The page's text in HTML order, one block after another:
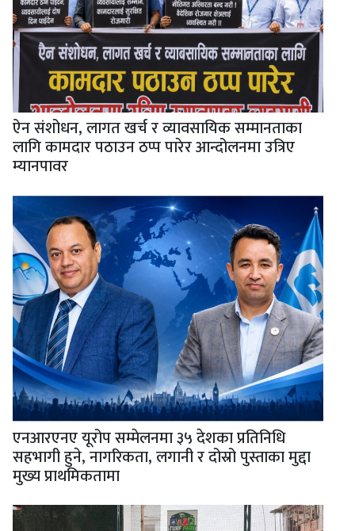
ऐन संशोधन, लागत खर्च र व्यावसायिक सम्मानताका
लागि कामदार पठाउन ठप्प पारेर आन्दोलनमा उत्रिए
म्यानपावर
एनआरएनए यूरोप सम्मेलनमा ३५ देशका प्रतिनिधि
सहभागी हुने, नागरिकता, लगानी र दोस्रो पुस्ताका मुद्दा
मुख्य प्राथमिकतामा